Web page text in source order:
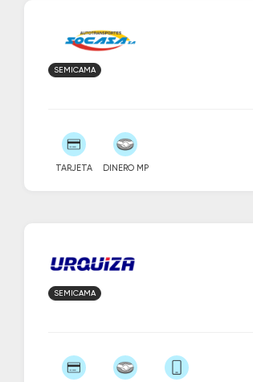
SEMICAMA
TARJETA DINERO MP
SEMICAMA